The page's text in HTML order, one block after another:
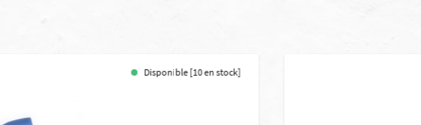
Disponible [10 en stock]